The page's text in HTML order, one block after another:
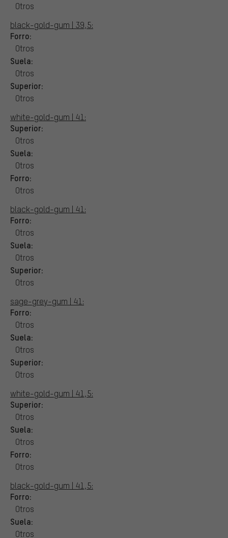
Otros
black-gold-gum | 39,5:
Forro:
Otros
Suela:
Otros
Superior:
Otros
white-gold-gum | 41:
Superior:
Otros
Suela:
Otros
Forro:
Otros
black-gold-gum | 41:
Forro:
Otros
Suela:
Otros
Superior:
Otros
sage-grey-gum | 41:
Forro:
Otros
Suela:
Otros
Superior:
Otros
white-gold-gum | 41,5:
Superior:
Otros
Suela:
Otros
Forro:
Otros
black-gold-gum | 41,5:
Forro:
Otros
Suela:
Otros